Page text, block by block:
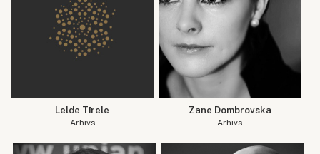
Lelde Tīrele
Arhīvs
Zane Dombrovska
Arhīvs